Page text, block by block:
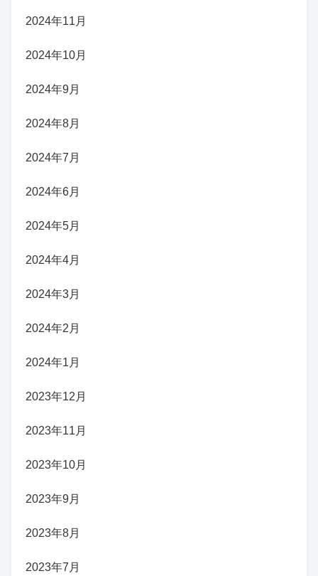
2024年11月
2024年10月
2024年9月
2024年8月
2024年7月
2024年6月
2024年5月
2024年4月
2024年3月
2024年2月
2024年1月
2023年12月
2023年11月
2023年10月
2023年9月
2023年8月
2023年7月